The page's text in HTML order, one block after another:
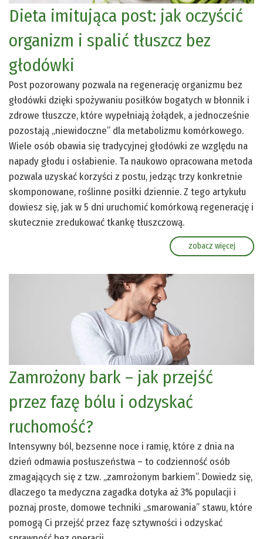
Dieta imitująca post: jak oczyścić
organizm i spalić tłuszcz bez
głodówki
Post pozorowany pozwala na regenerację organizmu bez
głodówki dzięki spożywaniu posiłków bogatych w błonnik i
zdrowe tłuszcze, które wypełniają żołądek, a jednocześnie
pozostają „niewidoczne” dla metabolizmu komórkowego.
Wiele osób obawia się tradycyjnej głodówki ze względu na
napady głodu i osłabienie. Ta naukowo opracowana metoda
pozwala uzyskać korzyści z postu, jedząc trzy konkretnie
skomponowane, roślinne posiłki dziennie. Z tego artykułu
dowiesz się, jak w 5 dni uruchomić komórkową regenerację i
skutecznie zredukować tkankę tłuszczową.
zobacz więcej
Zamrożony bark – jak przejść
przez fazę bólu i odzyskać
ruchomość?
Intensywny ból, bezsenne noce i ramię, które z dnia na
dzień odmawia posłuszeństwa – to codzienność osób
zmagających się z tzw. „zamrożonym barkiem”. Dowiedz się,
dlaczego ta medyczna zagadka dotyka aż 3% populacji i
poznaj proste, domowe techniki „smarowania” stawu, które
pomogą Ci przejść przez fazę sztywności i odzyskać